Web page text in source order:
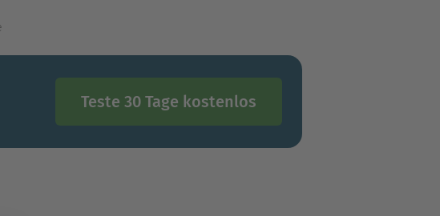
Teste 30 Tage kostenlos